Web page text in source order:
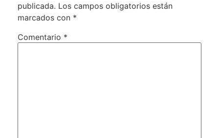
publicada. Los campos obligatorios están
marcados con *
Comentario *